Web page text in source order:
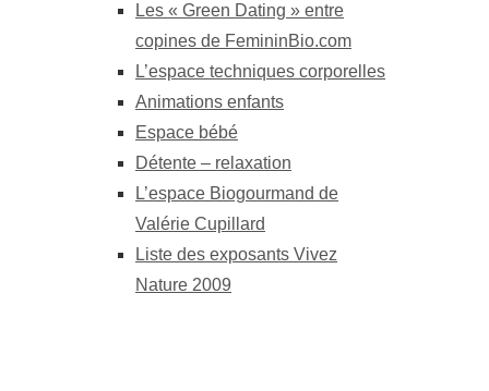
Les « Green Dating » entre
copines de FemininBio.com
L’espace techniques corporelles
Animations enfants
Espace bébé
Détente – relaxation
L’espace Biogourmand de
Valérie Cupillard
Liste des exposants Vivez
Nature 2009